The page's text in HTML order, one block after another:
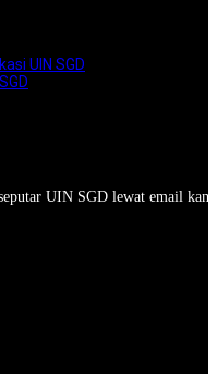
UIN SGD
UIN SGD lewat email